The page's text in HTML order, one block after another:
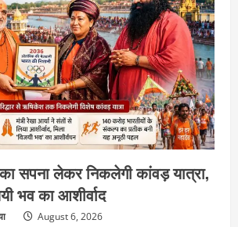
सपना लेकर निकलेगी कांवड़ यात्रा,
भव का आशीर्वाद
August 6, 2026
उत्तराखंड
एसआईआर के तहत जारी किए जा रहे नोटिसों
पर कांग्रेस ने जतायी आपत्ति, मतदाताओं को
परेशान करने का लगाया आरोप
August 6, 2026
उत्तराखंड
महंत यति रामस्वरूप आनंद गिरि को लेकर पूरे
दिन चला हाई वोल्टेज ड्रामा, चौकी से अपने
साथ ले गए यति नरसिंहानंद गिरी
August 5, 2026